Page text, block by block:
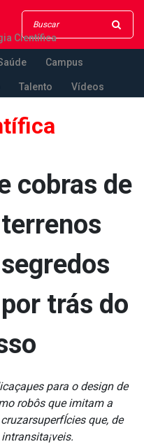
Científica
Campus
Talento Vídeos
cobras de
trás do
para o design de
robôs que imitam a
que, de